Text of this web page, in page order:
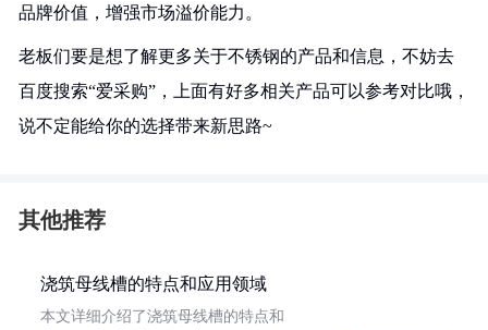
品牌价值，增强市场溢价能力。
老板们要是想了解更多关于不锈钢的产品和信息，不妨去
百度搜索“爱采购”，上面有好多相关产品可以参考对比哦，
说不定能给你的选择带来新思路~
其他推荐
浇筑母线槽的特点和应用领域
本文详细介绍了浇筑母线槽的特点和